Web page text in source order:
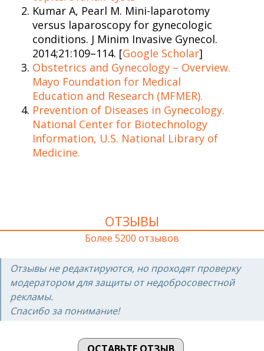
Kumar A, Pearl M. Mini-laparotomy
versus laparoscopy for gynecologic
conditions. J Minim Invasive Gynecol.
2014;21:109–114. [Google Scholar]
Obstetrics and Gynecology – Overview.
Mayo Foundation for Medical
Education and Research (MFMER).
Prevention of Diseases in Gynecology.
National Center for Biotechnology
Information, U.S. National Library of
Medicine.
ОТЗЫВЫ
Более 5200 отзывов
Отзывы не редактируются, но проходят проверку
модератором для защиты от недобросовестной
рекламы.
Спасибо за понимание!